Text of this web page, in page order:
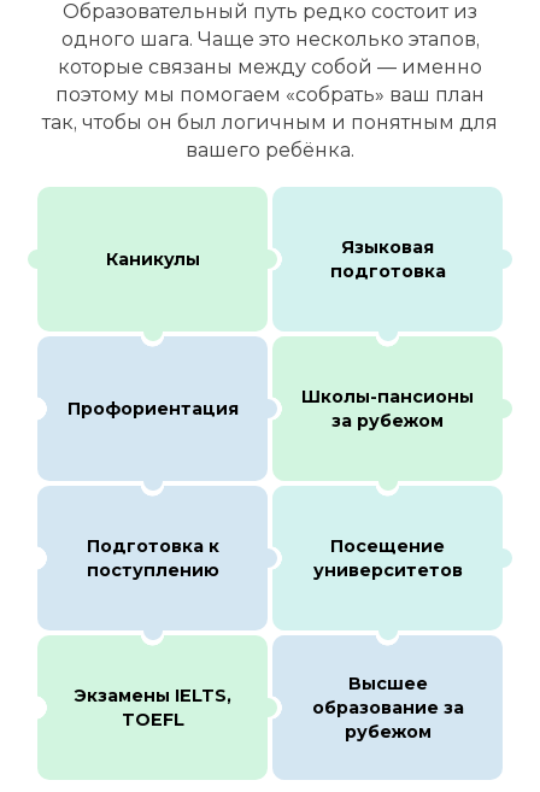
Образовательный путь редко состоит из
одного шага. Чаще это несколько этапов,
которые связаны между собой — именно
поэтому мы помогаем «собрать» ваш план
так, чтобы он был логичным и понятным для
вашего ребёнка.
Каникулы
Языковая
подготовка
Профориентация
Школы-пансионы
за рубежом
Подготовка к
поступлению
Посещение
университетов
Экзамены IELTS,
TOEFL
Высшее
образование за
рубежом